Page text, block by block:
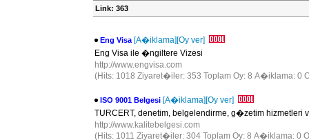
Link: 363
Eng Visa [A�iklama][Oy ver]
Eng Visa ile �ngiltere Vizesi
http://www.engvisa.com
(Hits: 1018 Ziyaret�iler: 353 Toplam Oy: 8 A�iklama: 0
ISO 9001 Belgesi [A�iklama][Oy ver]
TURCERT, denetim, belgelendirme, g�zetim hizmetleri
http://www.kalitebelgesi.com
(Hits: 1011 Ziyaret�iler: 304 Toplam Oy: 8 A�iklama: 0